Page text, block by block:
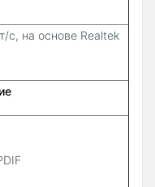
с, на основе Realtek